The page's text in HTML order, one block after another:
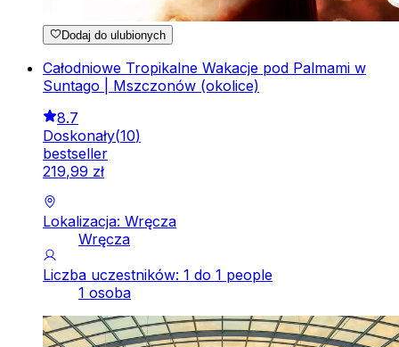
Dodaj do ulubionych
Całodniowe Tropikalne Wakacje pod Palmami w
Suntago | Mszczonów (okolice)
8.7
Doskonały(10)
bestseller
219,99 zł
Lokalizacja: Wręcza
Wręcza
Liczba uczestników: 1 do 1 people
1 osoba